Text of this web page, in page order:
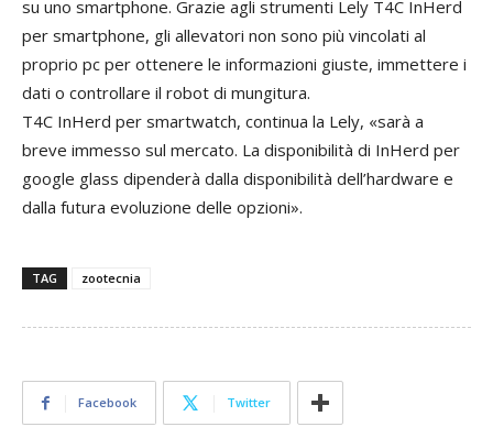
su uno smartphone. Grazie agli strumenti Lely T4C InHerd
per smartphone, gli allevatori non sono più vincolati al
proprio pc per ottenere le informazioni giuste, immettere i
dati o controllare il robot di mungitura.
T4C InHerd per smartwatch, continua la Lely, «sarà a
breve immesso sul mercato. La disponibilità di InHerd per
google glass dipenderà dalla disponibilità dell’hardware e
dalla futura evoluzione delle opzioni».
TAG zootecnia
Facebook Twitter